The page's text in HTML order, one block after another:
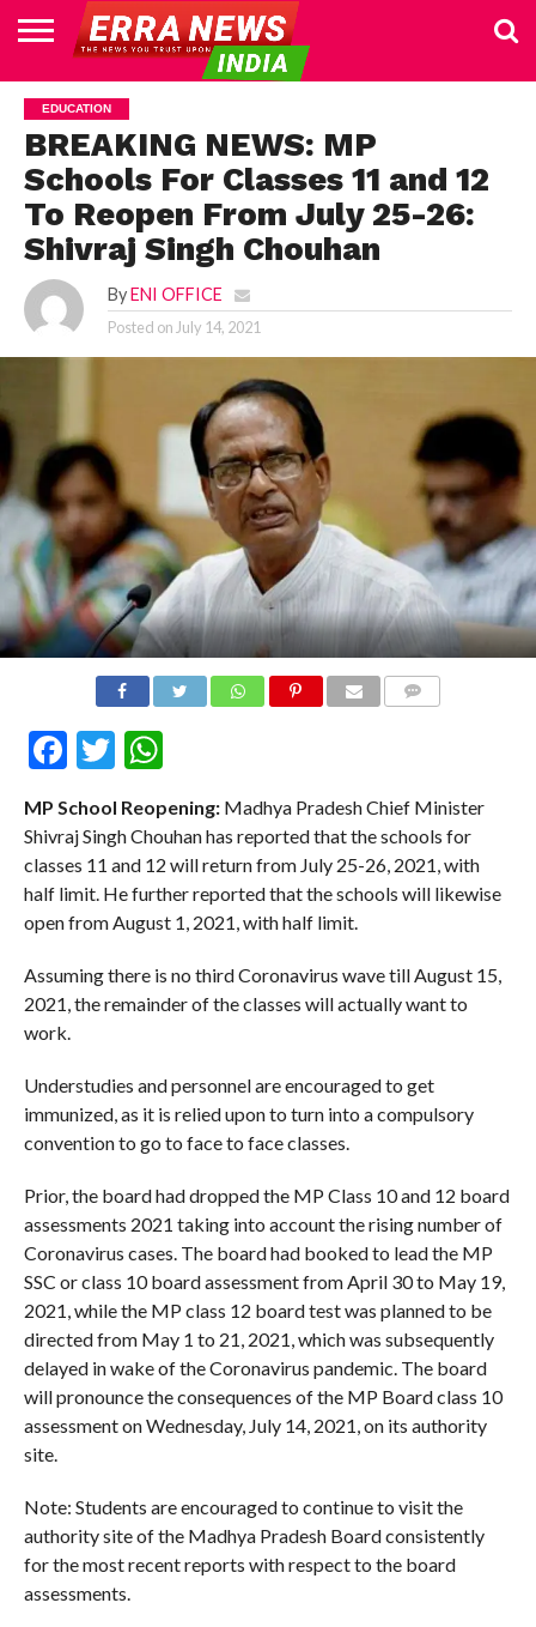
HOME
POLITICS
NEWS
BUSINESS
CULTURE
NATIONAL
SPORTS
LIFESTYLE
TRAVEL
OPINION
BREAKING
NEWS
ENTERTAINMENT
WORLD
CRIME
JOIN
US
EDUCATION
BREAKING NEWS: MP
Schools For Classes 11 and 12
To Reopen From July 25-26:
Shivraj Singh Chouhan
By ENI OFFICE
Posted on July 14, 2021
Facebook
Twitter
WhatsApp
MP School Reopening:Madhya Pradesh Chief Minister
Shivraj Singh Chouhan has reported that the schools for
classes 11 and 12 will return from July 25-26, 2021, with
half limit. He further reported that the schools will likewise
open from August 1, 2021, with half limit.
Assuming there is no third Coronavirus wave till August 15,
2021, the remainder of the classes will actually want to
work.
Understudies and personnel are encouraged to get
immunized, as it is relied upon to turn into a compulsory
convention to go to face to face classes.
Prior, the board had dropped the MP Class 10 and 12 board
assessments 2021 taking into account the rising number of
Coronavirus cases. The board had booked to lead the MP
SSC or class 10 board assessment from April 30 to May 19,
2021, while the MP class 12 board test was planned to be
directed from May 1 to 21, 2021, which was subsequently
delayed in wake of the Coronavirus pandemic. The board
will pronounce the consequences of the MP Board class 10
assessment on Wednesday, July 14, 2021, on its authority
site.
Note: Students are encouraged to continue to visit the
authority site of the Madhya Pradesh Board consistently
for the most recent reports with respect to the board
assessments.